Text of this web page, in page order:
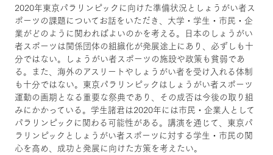
2020年東京パラリンピックに向けた準備状況としょうがい者ス
ポーツの課題についてお話をいただき、大学・学生・市民・企
業がどのように関わればよいのかを考える。日本のしょうがい
者スポーツは関係団体の組織化が発展途上にあり、必ずしも十
分ではない。しょうがい者スポーツの施設や政策も貧弱であ
る。また、海外のアスリートやしょうがい者を受け入れる体制
も十分ではない。東京パラリンピックはしょうがい者スポーツ
運動の画期となる重要な祭典であり、その成否は今後の取り組
みにかかっている。学生諸君は2020年には市民・企業人として
パラリンピックに関わる可能性がある。講演を通じて、東京パ
ラリンピックとしょうがい者スポーツに対する学生・市民の関
心を高め、成功と発展に向けた方策を考えたい。